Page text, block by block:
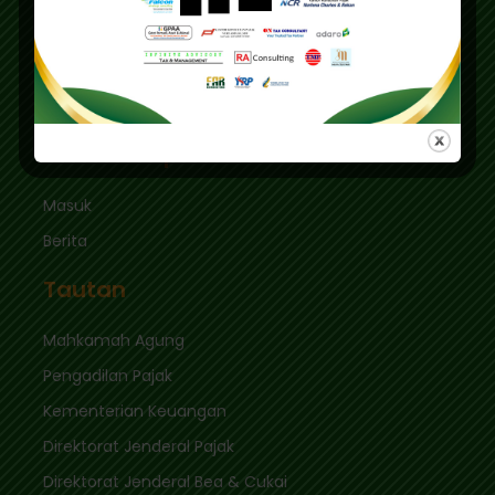
Graha Mas Fatmawati Blok B4-5 Cipete Utara,
Kec. Keb. Baru Jl. Fatmawati Raya
Jakarta Selatan 12410
sekretariat@ikpi.or.id
Tautan Cepat
Masuk
Berita
Tautan
Mahkamah Agung
Pengadilan Pajak
Kementerian Keuangan
Direktorat Jenderal Pajak
Direktorat Jenderal Bea & Cukai